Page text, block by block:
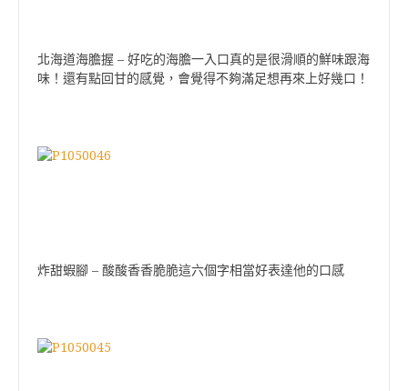
北海道海膽握 – 好吃的海膽一入口真的是很滑順的鮮味跟海
味！還有點回甘的感覺，會覺得不夠滿足想再來上好幾口！
炸甜蝦腳 – 酸酸香香脆脆這六個字相當好表達他的口感